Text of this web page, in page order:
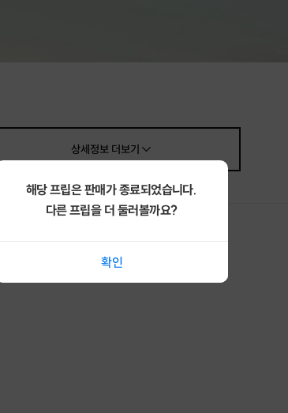
상세정보더보기
해당 프립은 판매가 종료되었습니다.
다른 프립을 더 둘러볼까요?
확인